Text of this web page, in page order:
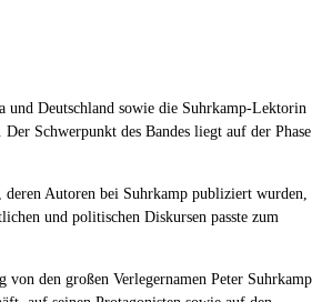
und Deutschland sowie die Suhrkamp-Lektorin
Schwerpunkt des Bandes liegt auf der Phase
Autoren bei Suhrkamp publiziert wurden,
und politischen Diskursen passte zum
den großen Verlegernamen Peter Suhrkamp